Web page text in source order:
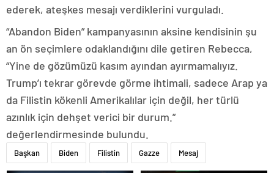
ederek, ateşkes mesajı verdiklerini vurguladı.
“Abandon Biden” kampanyasının aksine kendisinin şu
an ön seçimlere odaklandığını dile getiren Rebecca,
“Yine de gözümüzü kasım ayından ayırmamalıyız.
Trump’ı tekrar görevde görme ihtimali, sadece Arap ya
da Filistin kökenli Amerikalılar için değil, her türlü
azınlık için dehşet verici bir durum.”
değerlendirmesinde bulundu.
Başkan Biden Filistin Gazze Mesaj